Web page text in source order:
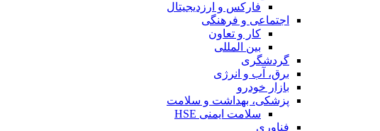
فارکس و ارزدیجیتال
اجتماعی و فرهنگی
کار و تعاون
بین المللی
گردشگری
برق، آب و انرژی
بازار خودرو
پزشکی، بهداشت و سلامت
سلامت ایمنی HSE
فناوری